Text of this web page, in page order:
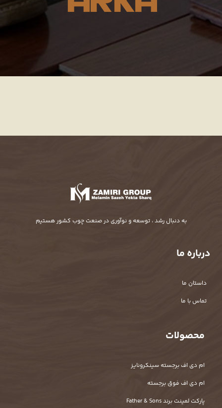
به دنبال رشد ، توسعه و نوآوری در صنعت چوب کشور هستیم
درباره ما
داستان ما
تماس با ما
محصولات
ام دی اف برجسته سینکرونایز
ام دی اف فوق برجسته
پارکت لمینت برند Father & Sons